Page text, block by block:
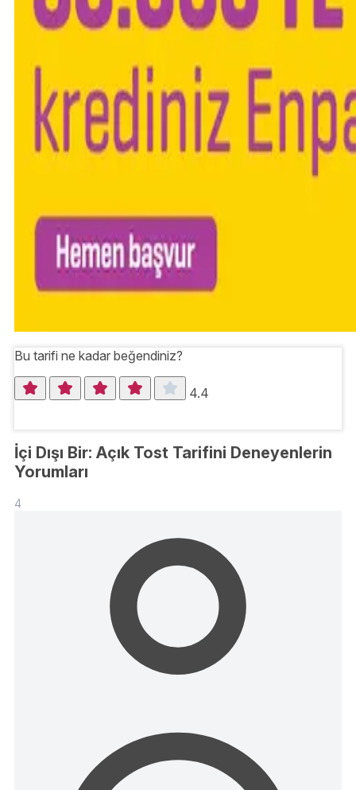
Bu tarifi ne kadar beğendiniz?
4.4
İçi Dışı Bir: Açık Tost Tarifini Deneyenlerin
Yorumları
4